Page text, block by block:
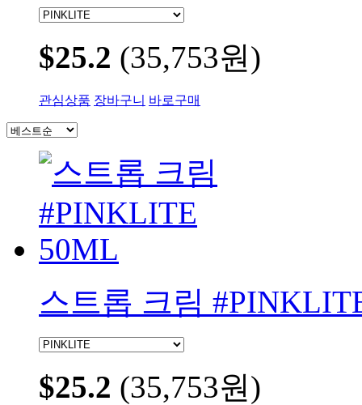
$25.2 (35,753원)
관심상품 장바구니 바로구매
스트롭 크림
$25.2 (35,753원)